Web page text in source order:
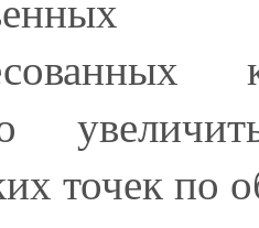
точек по